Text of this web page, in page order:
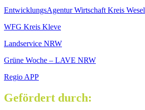
EntwicklungsAgentur Wirtschaft Kreis Wesel
WFG Kreis Kleve
Landservice NRW
Grüne Woche – LAVE NRW
Regio APP
Gefördert durch: